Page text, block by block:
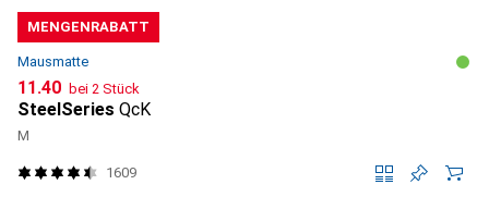
MENGENRABATT
Mausmatte
CHF
11.40 bei 2 Stück
SteelSeries QcK
M
1609